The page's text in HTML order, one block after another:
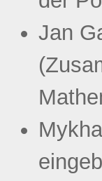
Jan